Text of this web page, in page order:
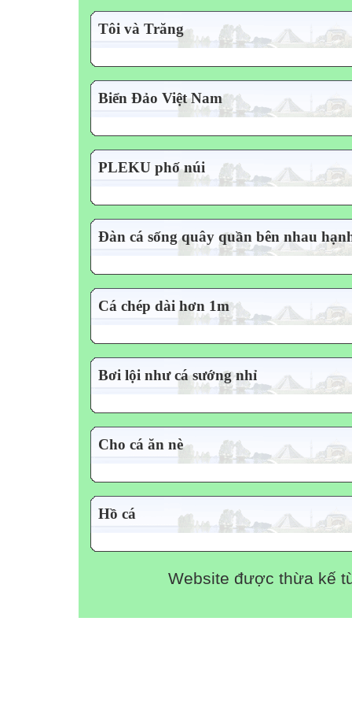
Tôi và Trăng
Biển Đảo Việt Nam
PLEKU phố núi
Đàn cá sống quây quần bên nhau
Cá chép dài hơn 1m
Bơi lội như cá sướng nhỉ
Cho cá ăn nè
Hồ cá
Website được thừa kế